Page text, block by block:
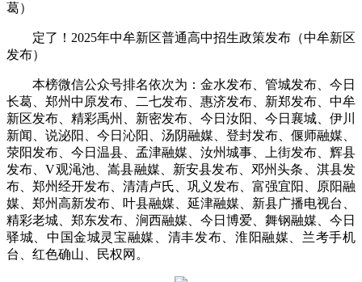
葛）
定了！2025年中牟新区普通高中招生政策发布（中牟新区
发布）
本榜微信公众号排名依次为：金水发布、管城发布、今日
长葛、郑州中原发布、二七发布、惠济发布、新郑发布、中牟
新区发布、精彩禹州、新密发布、今日汝阳、今日襄城、伊川
新闻、说泌阳、今日沁阳、汤阴融媒、登封发布、偃师融媒、
荥阳发布、今日温县、孟津融媒、汝州城事、上街发布、辉县
发布、V观渑池、嵩县融媒、新安县发布、邓州头条、淇县发
布、郑州经开发布、清清卢氏、巩义发布、富强宜阳、原阳融
媒、郑州高新发布、叶县融媒、延津融媒、新县广播电视台、
精彩老城、郑东发布、涧西融媒、今日博爱、舞钢融媒、今日
驿城、中国金城灵宝融媒、清丰发布、淮阳融媒、兰考手机
台、红色确山、民权网。